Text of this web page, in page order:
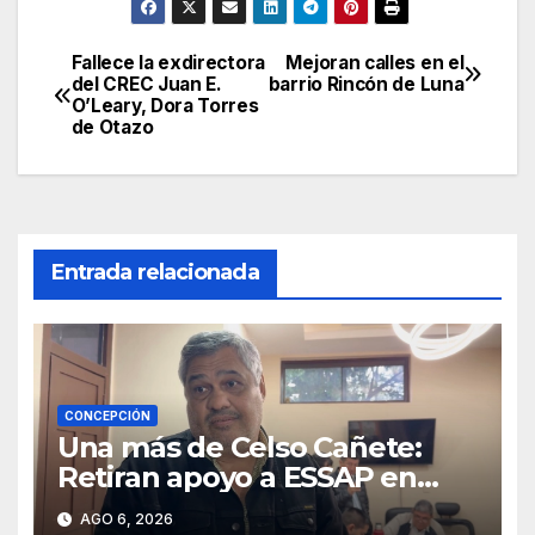
Navegación
de
entradas
Mejoran calles en el
barrio Rincón de Luna
Fallece la exdirectora
del CREC Juan E.
O’Leary, Dora Torres
de Otazo
Entrada relacionada
CONCEPCIÓN
Una más de Celso Cañete:
Retiran apoyo a ESSAP en
Concepción
AGO 6, 2026